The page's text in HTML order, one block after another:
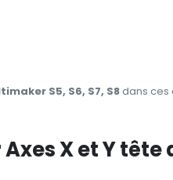
S5, S6, S7, S8dans ces
X et Y tête